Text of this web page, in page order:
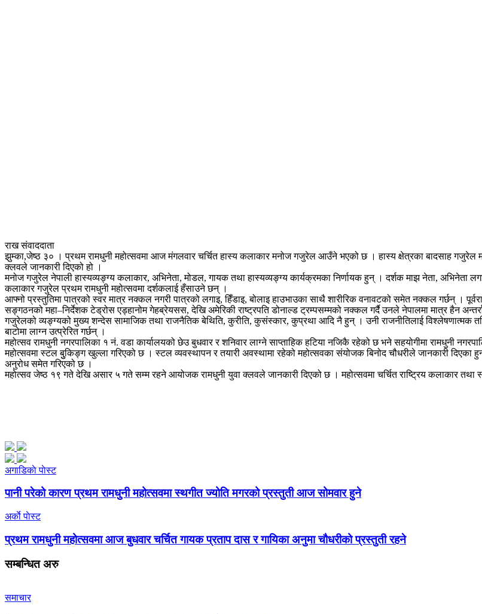
राख संवाददाता
झुम्का,जेष्ठ ३० । प्रथम रामधुनी महोत्सवमा आज मंगलवार चर्चित हास्य कलाकार मनोज गजुरेल आउँने भएको छ । हास्य क्षेत्रका बादसाह गजुरेल
क्लवले जानकारी दिएको हो ।
मनोज गजुरेल नेपाली हास्यव्यङ्ग्य कलाकार, अभिनेता, मोडल, गायक तथा हास्यव्यङ्ग्य कार्यक्रमका निर्णायक हुन् । दर्शक माझ नेता, अभिनेता
कलाकार गजुरेल प्रथम रामधुनी महोत्सवमा दर्शकलाई हँसाउने छन् ।
आफ्नो प्रस्तुतिमा पात्रको स्वर मात्र नक्कल नगरी पात्रको लगाइ, हिँडाइ, बोलाइ हाउभाउका साथै शारीरिक वनावटको समेत नक्कल गर्छन् ।
सङ्गठनको महा–निर्देशक टेड्रोस एड्हानोम गेहब्रेयसस, देखि अमेरिकी राष्ट्रपति डोनाल्ड ट्रम्पसम्मको नक्कल गर्दै उनले नेपालमा मात्र हैन
गजुरेलको व्यङ्ग्यको मुख्य शन्देस सामाजिक तथा राजनैतिक बेथिति, कुरीति, कुसंस्कार, कुप्रथा आदि नै हुन् । उनी राजनीतिलाई विश्लेषणात्मक
बाटोमा लाग्न उत्प्रेरित गर्छन् ।
महोत्सव रामधुनी नगरपालिका १ नं. वडा कार्यालयको छेउ बुधवार र शनिवार लाग्ने साप्ताहिक हटिया नजिकै रहेको छ भने सहयोगीमा रामधुनी
महोत्सवमा स्टल बुुकिङ्ग खुल्ला गरिएको छ । स्टल व्यवस्थापन र तयारी अवस्थामा रहेको महोत्सवका संयोजक बिनोद चौधरीले जानकारी
अनुरोध समेत गरिएको छ ।
महोत्सव जेष्ठ १९ गते देखि असार ५ गते सम्म रहने आयोजक रामधुनी युवा क्लवले जानकारी दिएको छ । महोत्सवमा चर्चित राष्ट्रिय कलाकार
अगाडिकाे पाेस्ट
पानी परेको कारण प्रथम रामधुनी महोत्सवमा स्थगीत ज्योति मगरको प्रस्तुती आज सोमवार हुने
अर्काे पाेस्ट
प्रथम रामधुनी महोत्सवमा आज बुधवार चर्चित गायक प्रताप दास र गायिका अनुमा चौधरीको प्रस्तुती रहने
सम्बन्धितअरु
समाचार